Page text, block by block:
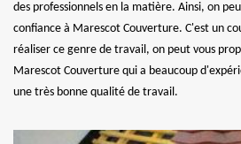
des professionnels en la matière. Ainsi, on
confiance à Marescot Couverture. C'est un
réaliser ce genre de travail, on peut vous
Marescot Couverture qui a beaucoup
une très bonne qualité de travail.